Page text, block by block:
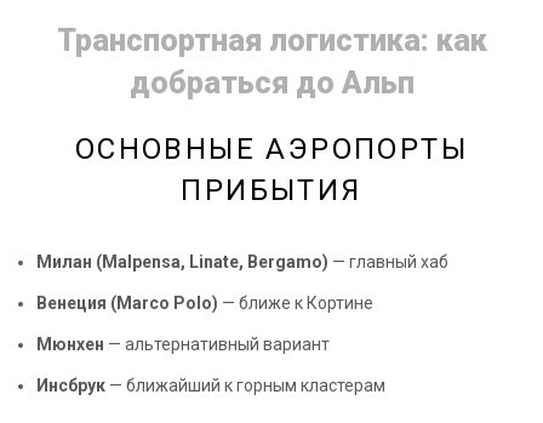
Транспортная логистика: как
добраться до Альп
ОСНОВНЫЕ АЭРОПОРТЫ
ПРИБЫТИЯ
Милан (Malpensa, Linate, Bergamo) — главный хаб
Венеция (Marco Polo) — ближе к Кортине
Мюнхен — альтернативный вариант
Инсбрук — ближайший к горным кластерам